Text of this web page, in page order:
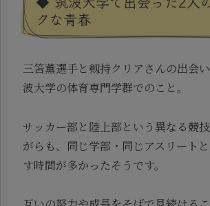
クな青春
三笘薫選手と剱持クリアさんの出会
波大学の体育専門学群でのこと。
サッカー部と陸上部という異なる競
がらも、同じ学部・同じアスリート
す時間が多かったそうです。